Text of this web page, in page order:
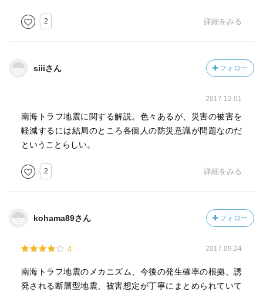
南海トラフの巨大地震が発生している歴史を考えると、こ
すことが大切である。先人たちが後世に生きる私たちに残
してくれた教えを活かして、個々人が地震や火山の噴火な
2 詳細をみる
siiiさん フォロー
2017.12.01
南海トラフ地震に関する解説。色々あるが、災害の被害を
軽減するには結局のところ各個人の防災意識が問題なのだ
ということらしい。
2 詳細をみる
kohama89さん フォロー
4 2017.09.24
南海トラフ地震のメカニズム、今後の発生確率の根拠、誘
発される断層型地震、被害想定が丁寧にまとめられていて